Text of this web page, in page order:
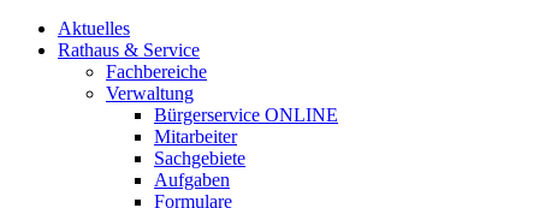
Aktuelles
Rathaus & Service
Fachbereiche
Verwaltung
Bürgerservice ONLINE
Mitarbeiter
Sachgebiete
Aufgaben
Formulare